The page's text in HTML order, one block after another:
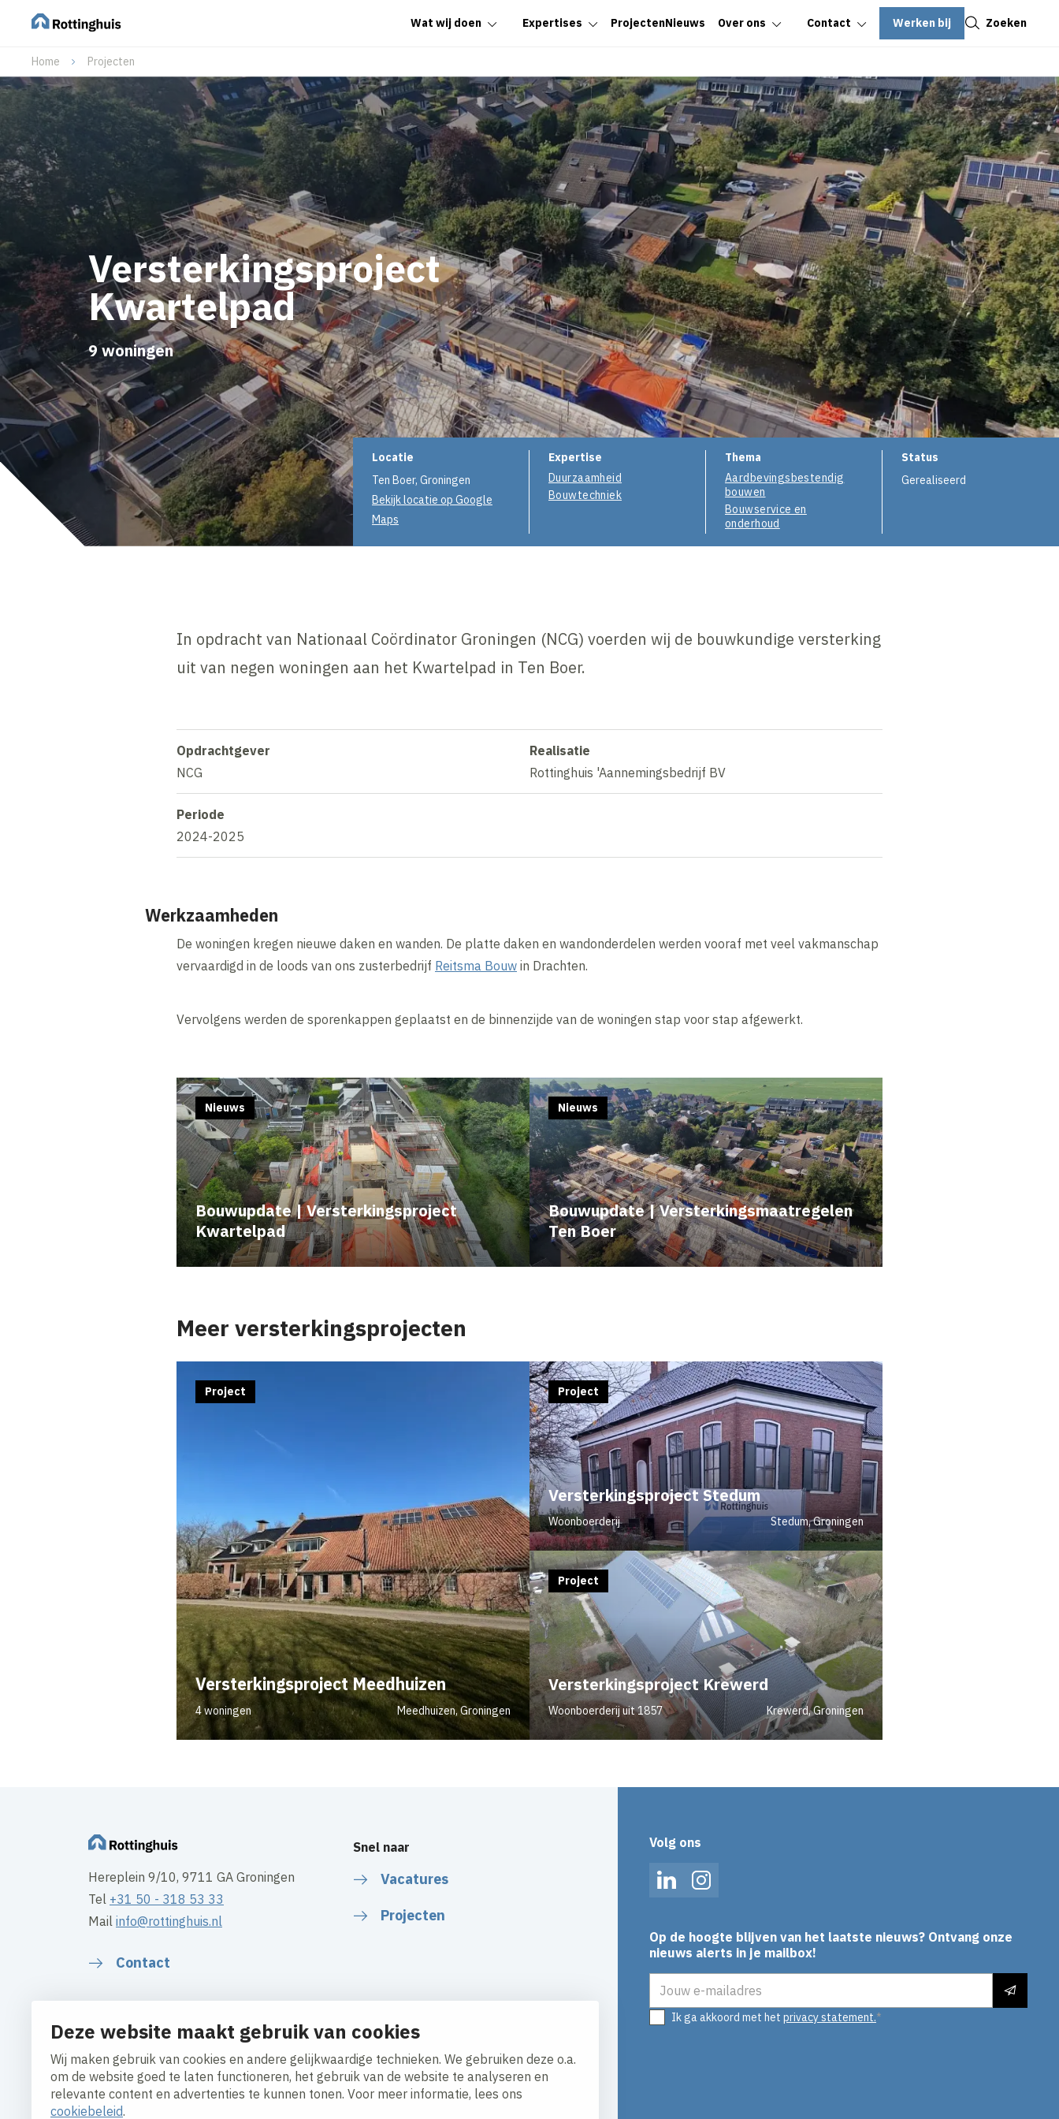
Deze website maakt gebruik van cookies
Wij maken gebruik van cookies en andere gelijkwaardige technieken. We gebruiken deze o.a.
om de website goed te laten functioneren, het gebruik van de website te analyseren en
relevante content en advertenties te kunnen tonen. Voor meer informatie, lees ons
cookiebeleid.
Wat wij doen Expertises ProjectenNieuws Over ons Contact Werken bij Zoeken
Home Projecten
Versterkingsproject
Kwartelpad
9 woningen
Projectinformatie
Locatie
Ten Boer, Groningen
Bekijk locatie op Google
Maps
Expertise
Duurzaamheid
Bouwtechniek
Thema
Aardbevingsbestendig
bouwen
Bouwservice en
onderhoud
Status
Gerealiseerd
In opdracht van Nationaal Coördinator Groningen (NCG) voerden wij de bouwkundige versterking
uit van negen woningen aan het Kwartelpad in Ten Boer.
Opdrachtgever
NCG
Realisatie
Rottinghuis 'Aannemingsbedrijf BV
Periode
2024-2025
Werkzaamheden
De woningen kregen nieuwe daken en wanden. De platte daken en wandonderdelen werden vooraf met veel vakmanschap
vervaardigd in de loods van ons zusterbedrijf Reitsma Bouw in Drachten.
Vervolgens werden de sporenkappen geplaatst en de binnenzijde van de woningen stap voor stap afgewerkt.
Bouwupdate | Versterkingsproject
Kwartelpad
Nieuws
Bouwupdate | Versterkingsmaatregelen
Ten Boer
Nieuws
Meer versterkingsprojecten
Versterkingsproject Meedhuizen
Project
4 woningen Meedhuizen, Groningen
Versterkingsproject Stedum
Project
Woonboerderij Stedum, Groningen
Versterkingsproject Krewerd
Project
Woonboerderij uit 1857 Krewerd, Groningen
Hereplein 9/10, 9711 GA Groningen
Tel +31 50 - 318 53 33
Mail info@rottinghuis.nl
Contact
Snel naar
Vacatures
Projecten
Volg ons
LinkedInInstagram
Op de hoogte blijven van het laatste nieuws? Ontvang onze
nieuws alerts in je mailbox!
Ik ga akkoord met het privacy statement.
Sluiten